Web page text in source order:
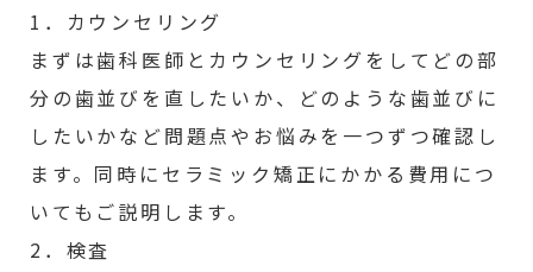
1．カウンセリング
まずは歯科医師とカウンセリングをしてどの部
分の歯並びを直したいか、どのような歯並びに
したいかなど問題点やお悩みを一つずつ確認し
ます。同時にセラミック矯正にかかる費用につ
いてもご説明します。
2．検査